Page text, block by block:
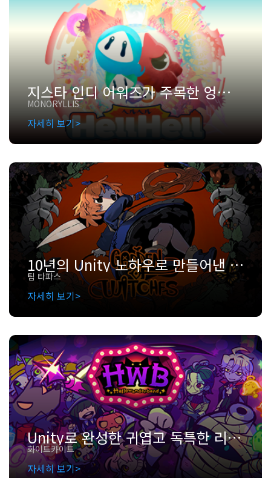
지스타 인디 어워즈가 주목한 엉뚱한 지옥, Hell Hell: 인디 팀의 첫 개발 여정기
MONORYLLIS
자세히 보기
10년의 Unity 노하우로 만들어낸 팀 타파스의 로그라이크 도전: 마녀의 정원
팀 타파스
자세히 보기
Unity로 완성한 귀엽고 독특한 리듬 어드벤처: ‘할로원더밴드’
화이트카이트
자세히 보기